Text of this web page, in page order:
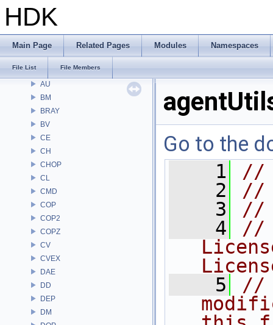
HDK
Main Page Related Pages Modules Namespaces
File List File Members
File List
APEX
APEXA
AU
BM
BRAY
BV
CE
CH
CHOP
CL
CMD
COP
COP2
COPZ
CV
CVEX
DAE
DD
DEP
DM
Go to the
    1
//
    2
//
    3
//
    4
//
    5
//